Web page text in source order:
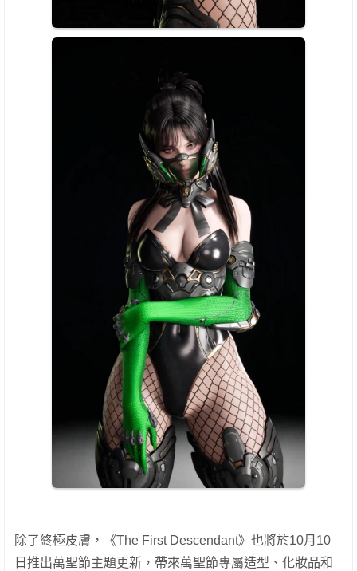
除了終極皮膚，《The First Descendant》也將於10月10
日推出萬聖節主題更新，帶來萬聖節專屬造型、化妝品和